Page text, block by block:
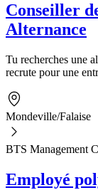
Conseiller
Alternance
Tu recherches une
recrute pour une
Mondeville/Falaise
BTS Management
Employé